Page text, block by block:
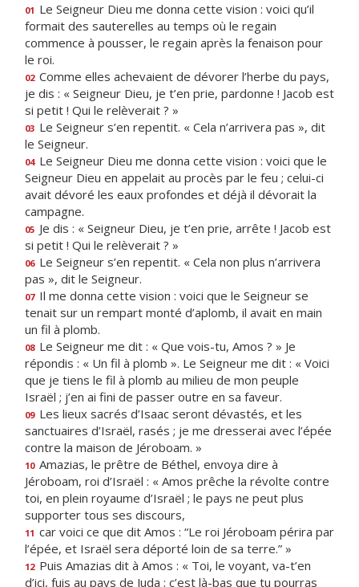
01 Le Seigneur Dieu me donna cette vision : voici qu’il
formait des sauterelles au temps où le regain
commence à pousser, le regain après la fenaison pour
le roi.
02 Comme elles achevaient de dévorer l’herbe du pays,
je dis : « Seigneur Dieu, je t’en prie, pardonne ! Jacob est
si petit ! Qui le relèverait ? »
03 Le Seigneur s’en repentit. « Cela n’arrivera pas », dit
le Seigneur.
04 Le Seigneur Dieu me donna cette vision : voici que le
Seigneur Dieu en appelait au procès par le feu ; celui-ci
avait dévoré les eaux profondes et déjà il dévorait la
campagne.
05 Je dis : « Seigneur Dieu, je t’en prie, arrête ! Jacob est
si petit ! Qui le relèverait ? »
06 Le Seigneur s’en repentit. « Cela non plus n’arrivera
pas », dit le Seigneur.
07 Il me donna cette vision : voici que le Seigneur se
tenait sur un rempart monté d’aplomb, il avait en main
un fil à plomb.
08 Le Seigneur me dit : « Que vois-tu, Amos ? » Je
répondis : « Un fil à plomb ». Le Seigneur me dit : « Voici
que je tiens le fil à plomb au milieu de mon peuple
Israël ; j’en ai fini de passer outre en sa faveur.
09 Les lieux sacrés d’Isaac seront dévastés, et les
sanctuaires d’Israël, rasés ; je me dresserai avec l’épée
contre la maison de Jéroboam. »
10 Amazias, le prêtre de Béthel, envoya dire à
Jéroboam, roi d’Israël : « Amos prêche la révolte contre
toi, en plein royaume d’Israël ; le pays ne peut plus
supporter tous ses discours,
11 car voici ce que dit Amos : “Le roi Jéroboam périra par
l’épée, et Israël sera déporté loin de sa terre.” »
12 Puis Amazias dit à Amos : « Toi, le voyant, va-t’en
d’ici, fuis au pays de Juda ; c’est là-bas que tu pourras